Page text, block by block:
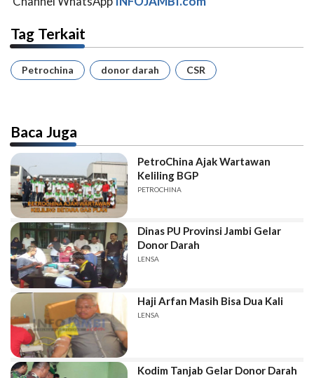
Tag Terkait
Petrochina donor darah CSR
Baca Juga
PetroChina Ajak Wartawan
Keliling BGP
PETROCHINA
Dinas PU Provinsi Jambi Gelar
Donor Darah
LENSA
Haji Arfan Masih Bisa Dua Kali
LENSA
Kodim Tanjab Gelar Donor Darah